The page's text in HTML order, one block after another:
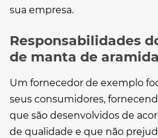
sua empresa.
Responsabilidades
de manta de aramida
Um fornecedor de exemplo
seus consumidores,
que são desenvolvidos de
de qualidade e que não